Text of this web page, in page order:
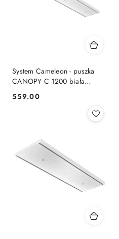
System Cameleon - puszka
CANOPY C 1200 biała
prostokątna - Nowodvorski
Lighting
Cena:
559.00